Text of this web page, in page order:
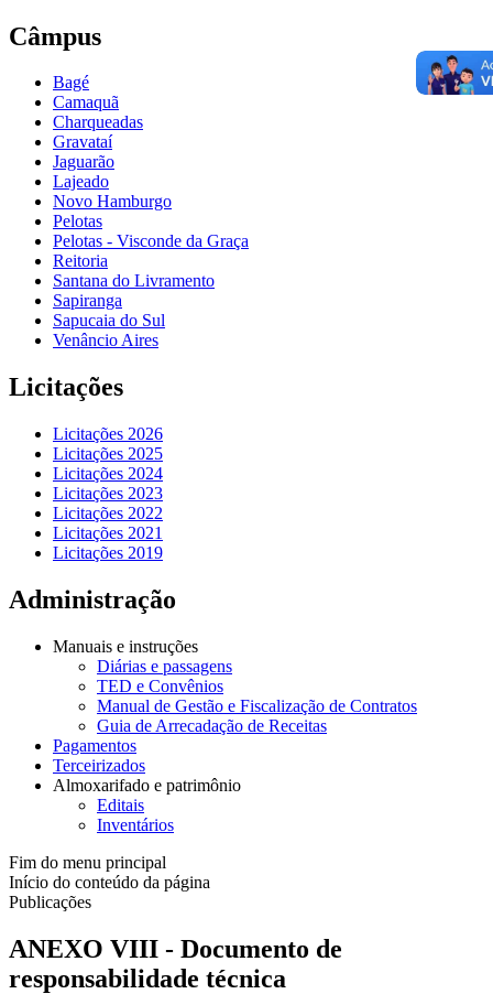
Câmpus
Bagé
Camaquã
Charqueadas
Gravataí
Jaguarão
Lajeado
Novo Hamburgo
Pelotas
Pelotas - Visconde da Graça
Reitoria
Santana do Livramento
Sapiranga
Sapucaia do Sul
Venâncio Aires
Licitações
Licitações 2026
Licitações 2025
Licitações 2024
Licitações 2023
Licitações 2022
Licitações 2021
Licitações 2019
Administração
Manuais e instruções
Diárias e passagens
TED e Convênios
Manual de Gestão e Fiscalização de Contratos
Guia de Arrecadação de Receitas
Pagamentos
Terceirizados
Almoxarifado e patrimônio
Editais
Inventários
Fim do menu principal
Início do conteúdo da página
Publicações
ANEXO VIII - Documento de
responsabilidade técnica